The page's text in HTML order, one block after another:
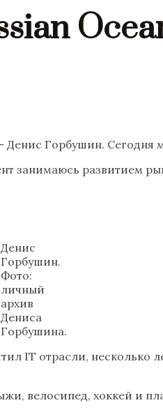
Горбушин. Сегодня
развитием
Денис
Горбушин.
Фото:
личный
архив
Дениса
Горбушина.
IT отрасли, несколько
велосипед, хоккей и